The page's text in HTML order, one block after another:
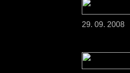
29. 09. 2008